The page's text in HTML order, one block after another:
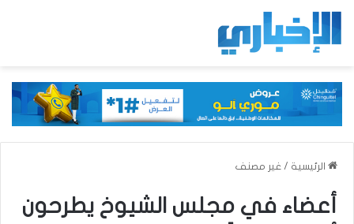
الرئيسية / غير مصنف
أعضاء في مجلس الشيوخ يطرحون